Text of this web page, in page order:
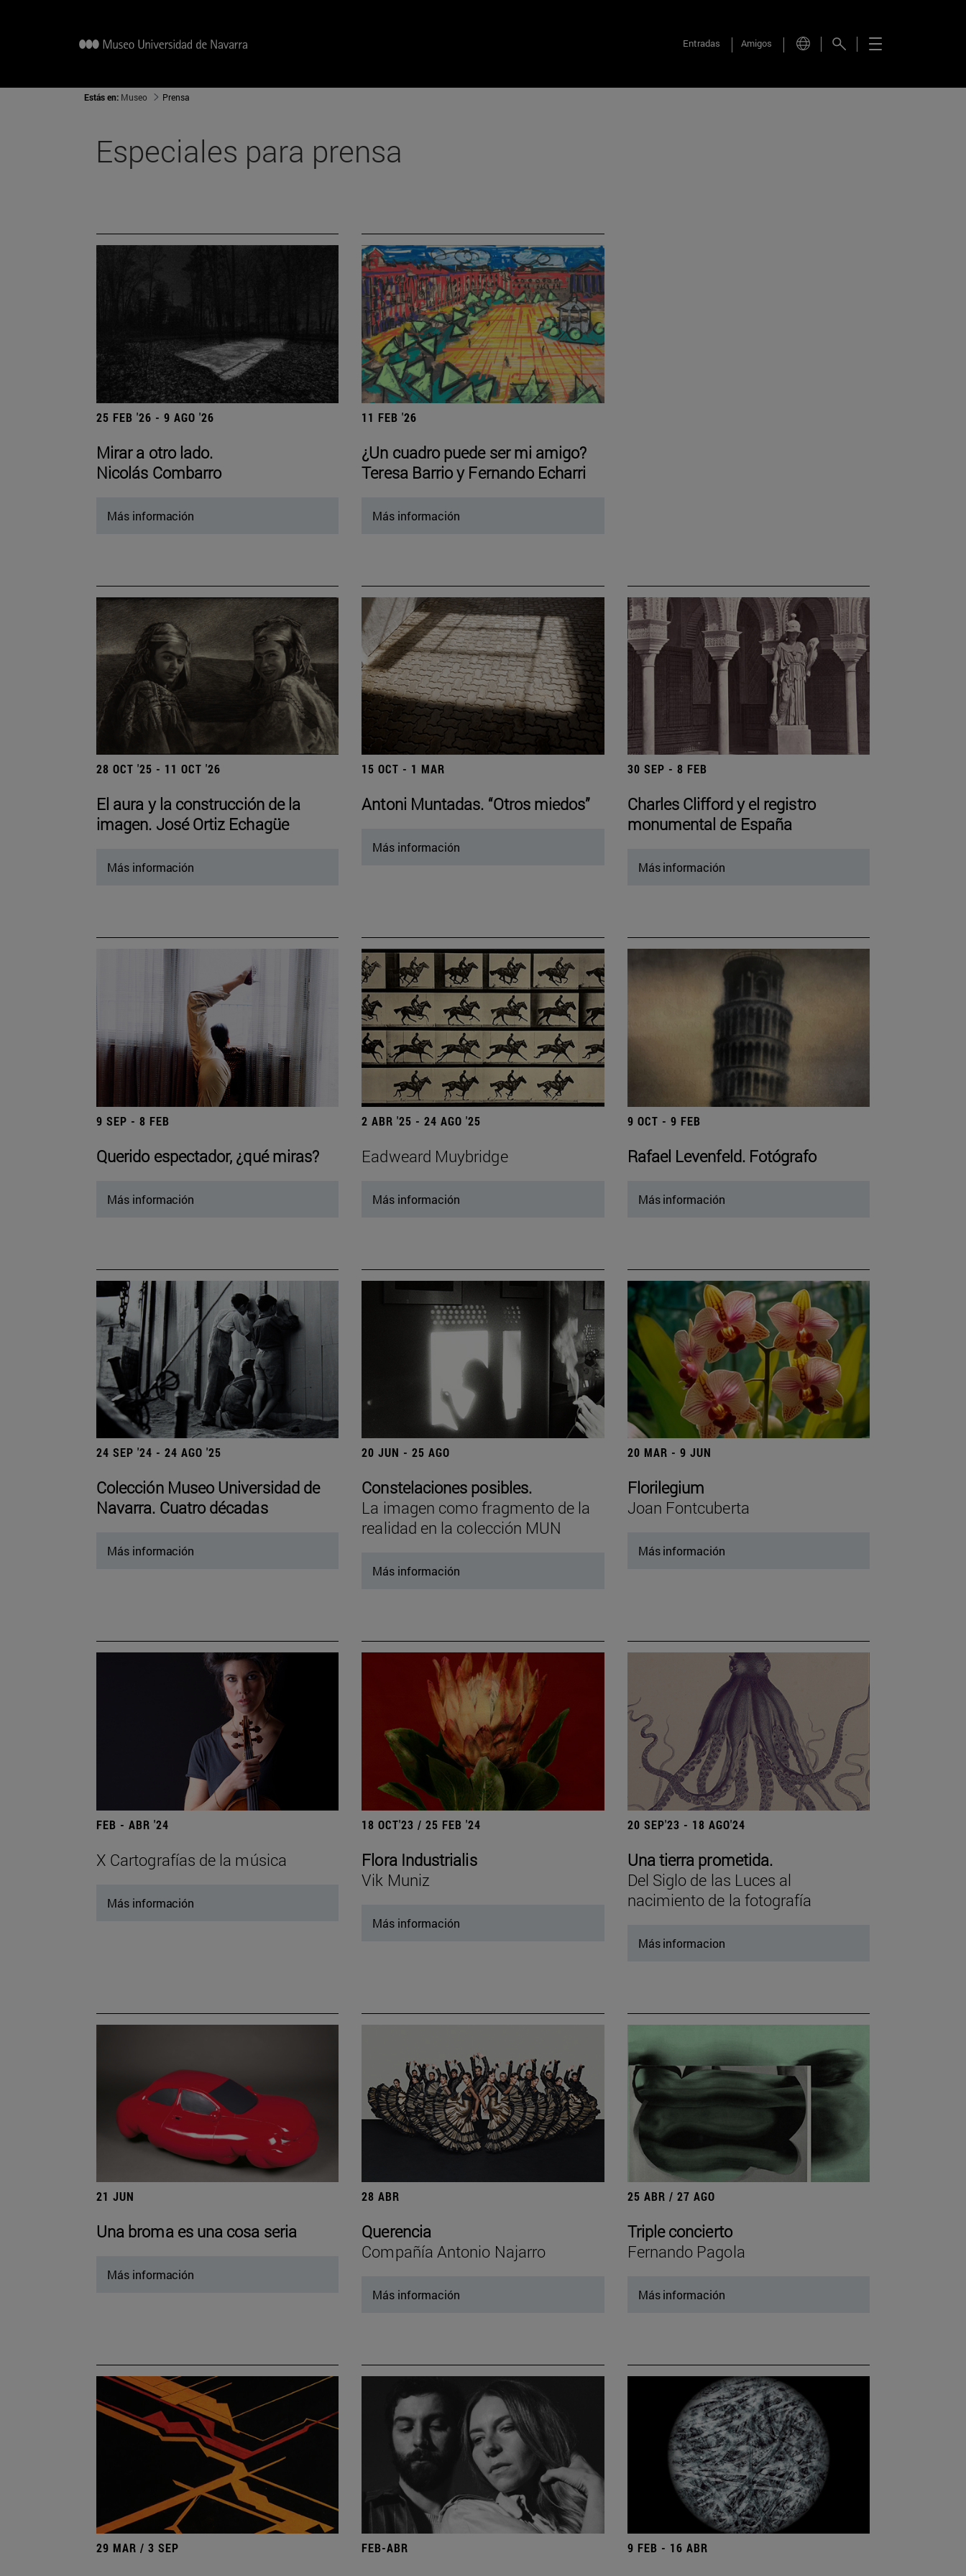
Entradas Amigos
Estás en: Museo Prensa
Especiales para prensa
25 FEB '26 - 9 AGO '26
Mirar a otro lado.
Nicolás Combarro
Más información
11 FEB '26
¿Un cuadro puede ser mi amigo?
Teresa Barrio y Fernando Echarri
Más información
28 OCT '25 - 11 OCT '26
El aura y la construcción de la
imagen. José Ortiz Echagüe
Más información
15 OCT - 1 MAR
Antoni Muntadas. “Otros miedos”
Más información
30 SEP - 8 FEB
Charles Clifford y el registro
monumental de España
Más información
9 SEP - 8 FEB
Querido espectador, ¿qué miras?
Más información
2 ABR '25 - 24 AGO '25
Eadweard Muybridge
Más información
9 OCT - 9 FEB
Rafael Levenfeld. Fotógrafo
Más información
24 SEP '24 - 24 AGO '25
Colección Museo Universidad de
Navarra. Cuatro décadas
Más información
20 JUN - 25 AGO
Constelaciones posibles.
La imagen como fragmento de la
realidad en la colección MUN
Más información
20 MAR - 9 JUN
Florilegium
Joan Fontcuberta
Más información
FEB - ABR '24
X Cartografías de la música
Más información
18 OCT'23 / 25 FEB '24
Flora Industrialis
Vik Muniz
Más información
20 SEP'23 - 18 AGO'24
Una tierra prometida.
Del Siglo de las Luces al
nacimiento de la fotografía
Más informacion
21 JUN
Una broma es una cosa seria
Más información
28 ABR
Querencia
Compañía Antonio Najarro
Más información
25 ABR / 27 AGO
Triple concierto
Fernando Pagola
Más información
29 MAR / 3 SEP FEB-ABR 9 FEB - 16 ABR